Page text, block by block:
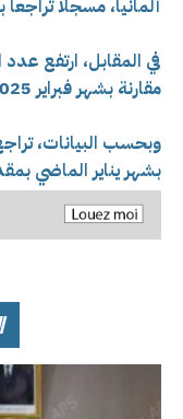
ألمانيا، مسجلا تراجعا بنحو 15 ألفا مقارنة بشهر
مقارنة بشهر فبراير 2025.
وبحسب البيانات،
بشهر يناير الماضي بمقدار 0.1 نقطة مئوية ليصل